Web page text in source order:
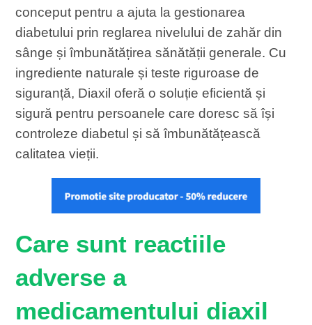
conceput pentru a ajuta la gestionarea
diabetului prin reglarea nivelului de zahăr din
sânge și îmbunătățirea sănătății generale. Cu
ingrediente naturale și teste riguroase de
siguranță, Diaxil oferă o soluție eficientă și
sigură pentru persoanele care doresc să își
controleze diabetul și să îmbunătățească
calitatea vieții.
Care sunt reactiile
adverse a
medicamentului diaxil